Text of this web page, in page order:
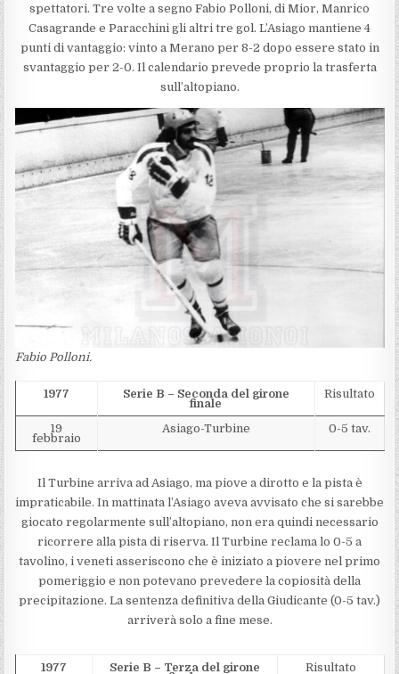
spettatori. Tre volte a segno Fabio Polloni, di Mior, Manrico
Casagrande e Paracchini gli altri tre gol. L’Asiago mantiene 4
punti di vantaggio: vinto a Merano per 8-2 dopo essere stato in
svantaggio per 2-0. Il calendario prevede proprio la trasferta
sull’altopiano.
Fabio Polloni.
1977 Serie B – Seconda del girone
finale
Risultato
19
febbraio
Asiago-Turbine 0-5 tav.
Il Turbine arriva ad Asiago, ma piove a dirotto e la pista è
impraticabile. In mattinata l’Asiago aveva avvisato che si sarebbe
giocato regolarmente sull’altopiano, non era quindi necessario
ricorrere alla pista di riserva. Il Turbine reclama lo 0-5 a
tavolino, i veneti asseriscono che è iniziato a piovere nel primo
pomeriggio e non potevano prevedere la copiosità della
precipitazione. La sentenza definitiva della Giudicante (0-5 tav.)
arriverà solo a fine mese.
1977 Serie B – Terza del girone Risultato